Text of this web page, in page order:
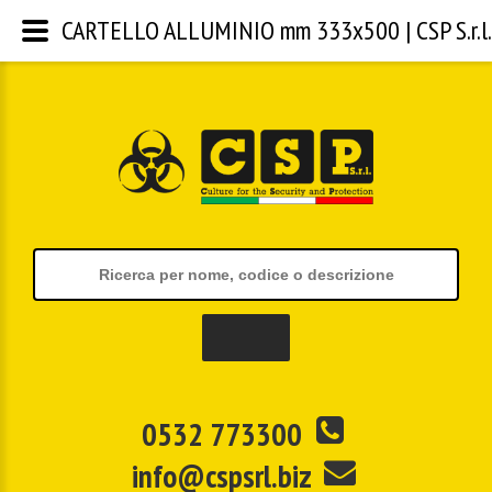
0532 773300
info@cspsrl.biz
CARTELLO ALLUMINIO mm 333x500 | CSP S.r.l.